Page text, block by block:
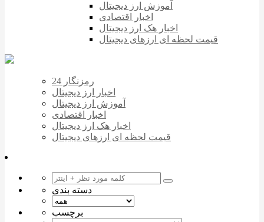
آموزش ارز دیجیتال
اخبار اقتصادی
اخبار هک ارز دیجیتال
قیمت لحظه ای ارزهای دیجیتال
رمزنگار 24
اخبار ارز دیجیتال
آموزش ارز دیجیتال
اخبار اقتصادی
اخبار هک ارز دیجیتال
قیمت لحظه ای ارزهای دیجیتال
دسته بندی
برچسب